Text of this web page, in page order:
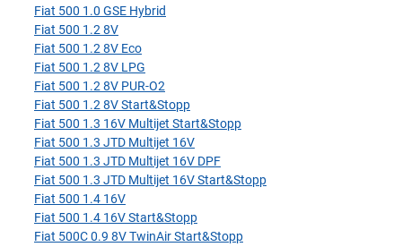
Fiat 500 1.0 GSE Hybrid
Fiat 500 1.2 8V
Fiat 500 1.2 8V Eco
Fiat 500 1.2 8V LPG
Fiat 500 1.2 8V PUR-O2
Fiat 500 1.2 8V Start&Stopp
Fiat 500 1.3 16V Multijet Start&Stopp
Fiat 500 1.3 JTD Multijet 16V
Fiat 500 1.3 JTD Multijet 16V DPF
Fiat 500 1.3 JTD Multijet 16V Start&Stopp
Fiat 500 1.4 16V
Fiat 500 1.4 16V Start&Stopp
Fiat 500C 0.9 8V TwinAir Start&Stopp